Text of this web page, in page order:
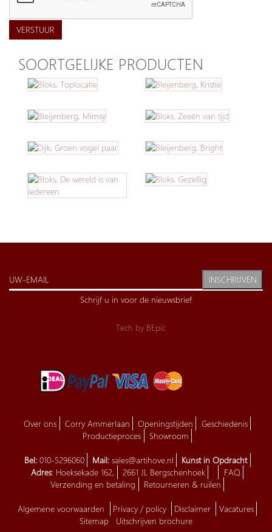
VERSTUUR
SOORTGELIJKE PRODUCTEN
INSCHRIJVEN
Schrijf u in voor de nieuwsbrief
Tech by BEpic
Over ons Corry Ammerlaan Openingstijden
Geschiedenis
Productieproces
Showroom
Bel: 010-5296060 Mail: sales@artihove.nl
Kunst in Opdracht
Adres: Hoeksekade 162, 2661 JL Bergschenhoek
FAQ
Verzending en betaling
Retourneren & ruilen
Algemene voorwaarden Privacy / policy Disclaimer
Vacatures
Sitemap
Uitschrijven brochure